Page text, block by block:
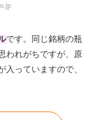
です。同じ銘柄の瓶
われがちですが、原
入っていますので、